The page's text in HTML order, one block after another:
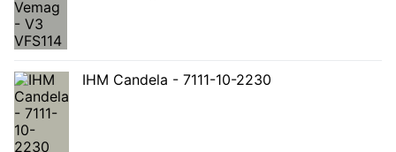
IHM Candela - 7111-10-2230